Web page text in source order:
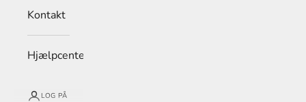
Kontakt
Hjælpcenter
LOG PÅ